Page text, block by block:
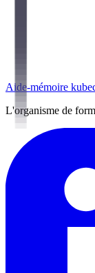
Aide-mémoire
L'organisme de